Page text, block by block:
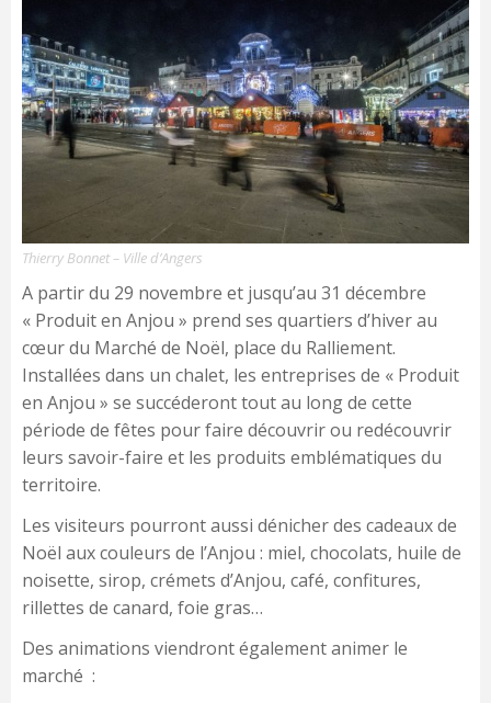
Thierry Bonnet – Ville d’Angers
A partir du 29 novembre et jusqu’au 31 décembre
« Produit en Anjou » prend ses quartiers d’hiver au
cœur du Marché de Noël, place du Ralliement.
Installées dans un chalet, les entreprises de « Produit
en Anjou » se succéderont tout au long de cette
période de fêtes pour faire découvrir ou redécouvrir
leurs savoir-faire et les produits emblématiques du
territoire.
Les visiteurs pourront aussi dénicher des cadeaux de
Noël aux couleurs de l’Anjou : miel, chocolats, huile de
noisette, sirop, crémets d’Anjou, café, confitures,
rillettes de canard, foie gras…
Des animations viendront également animer le
marché :